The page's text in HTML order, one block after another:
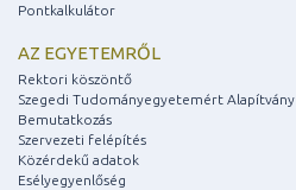
Pontkalkulátor
AZ EGYETEMRŐL
Rektori köszöntő
Szegedi Tudományegyetemért Alapítvány
Bemutatkozás
Szervezeti felépítés
Közérdekű adatok
Esélyegyenlőség